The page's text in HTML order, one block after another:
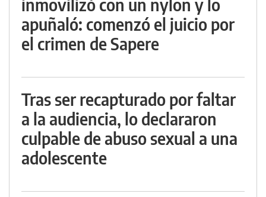
inmovilizó con un nylon y lo
apuñaló: comenzó el juicio por
el crimen de Sapere
Tras ser recapturado por faltar
a la audiencia, lo declararon
culpable de abuso sexual a una
adolescente